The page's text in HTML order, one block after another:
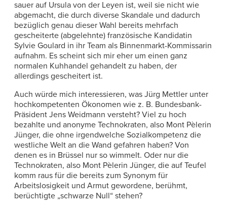
sauer auf Ursula von der Leyen ist, weil sie nicht wie
abgemacht, die durch diverse Skandale und dadurch
bezüglich genau dieser Wahl bereits mehrfach
gescheiterte (abgelehnte) französische Kandidatin
Sylvie Goulard in ihr Team als Binnenmarkt-Kommissarin
aufnahm. Es scheint sich mir eher um einen ganz
normalen Kuhhandel gehandelt zu haben, der
allerdings gescheitert ist.
Auch würde mich interessieren, was Jürg Mettler unter
hochkompetenten Ökonomen wie z. B. Bundesbank-
Präsident Jens Weidmann versteht? Viel zu hoch
bezahlte und anonyme Technokraten, also Mont Pèlerin
Jünger, die ohne irgendwelche Sozialkompetenz die
westliche Welt an die Wand gefahren haben? Von
denen es in Brüssel nur so wimmelt. Oder nur die
Technokraten, also Mont Pèlerin Jünger, die auf Teufel
komm raus für die bereits zum Synonym für
Arbeitslosigkeit und Armut gewordene, berühmt,
berüchtigte „schwarze Null“ stehen?